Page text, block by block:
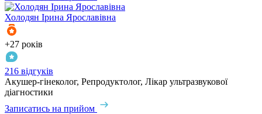
Холодян Ірина Ярославівна
+27 років
216 відгуків
Акушер-гінеколог, Репродуктолог, Лікар ультразвукової
діагностики
Записатись на прийом